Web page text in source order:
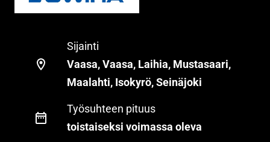
Sijainti
Vaasa, Vaasa, Laihia, Mustasaari,
Maalahti, Isokyrö, Seinäjoki
Työsuhteen pituus
toistaiseksi voimassa oleva